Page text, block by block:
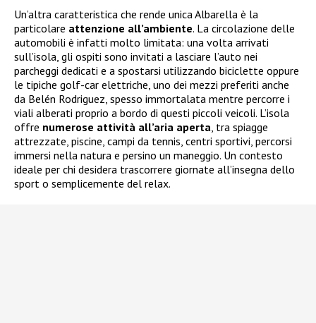
Un’altra caratteristica che rende unica Albarella è la
particolare attenzione all’ambiente. La circolazione delle
automobili è infatti molto limitata: una volta arrivati
sull’isola, gli ospiti sono invitati a lasciare l’auto nei
parcheggi dedicati e a spostarsi utilizzando biciclette oppure
le tipiche golf-car elettriche, uno dei mezzi preferiti anche
da Belén Rodriguez, spesso immortalata mentre percorre i
viali alberati proprio a bordo di questi piccoli veicoli. L’isola
offre numerose attività all’aria aperta, tra spiagge
attrezzate, piscine, campi da tennis, centri sportivi, percorsi
immersi nella natura e persino un maneggio. Un contesto
ideale per chi desidera trascorrere giornate all’insegna dello
sport o semplicemente del relax.